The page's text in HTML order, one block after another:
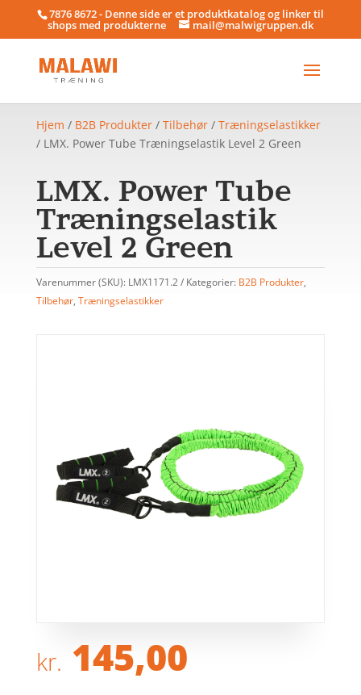
7876 8672 - Denne side er et produktkatalog og linker til
shops med produkterne mail@malwigruppen.dk
Hjem / B2B Produkter/ Tilbehør/ Træningselastikker
/ LMX. Power Tube Træningselastik Level 2 Green
LMX. Power Tube
Træningselastik
Level 2 Green
Varenummer (SKU): LMX1171.2 Kategorier: B2B Produkter,
Tilbehør, Træningselastikker
kr. 145,00